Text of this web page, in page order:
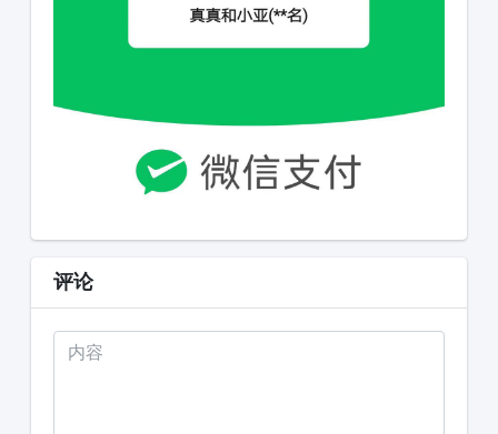
评论